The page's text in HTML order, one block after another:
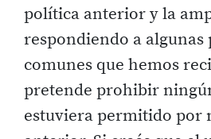
política anterior y la
respondiendo a algunas
comunes que hemos
pretende prohibir
estuviera permitido por